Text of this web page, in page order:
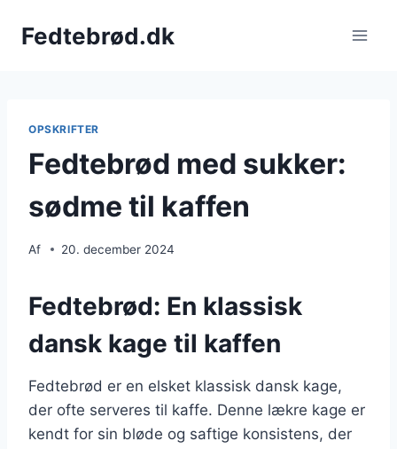
Fedtebrød.dk
OPSKRIFTER
Fedtebrød med sukker:
sødme til kaffen
Af 20. december 2024
Fedtebrød: En klassisk
dansk kage til kaffen
Fedtebrød er en elsket klassisk dansk kage,
der ofte serveres til kaffe. Denne lækre kage er
kendt for sin bløde og saftige konsistens, der